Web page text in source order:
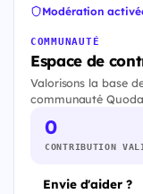
Modération
COMMUNAUTÉ
Espace de
Valorisons la base
communauté
0
CONTRIBUTION
Envie d'aider ?